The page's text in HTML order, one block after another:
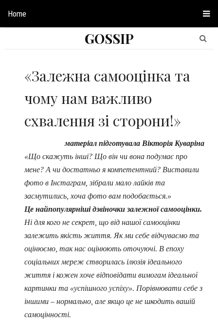
Home
GOSSIP
«Залежна самооцінка та
чому нам важливо
схвалення зі сторони!»
матеріал підготувала Вікторія Куваріна
«Що скажуть інші? Що він чи вона подумає про
мене? А чи достатньо я компетентний? Виставили
фото в Інстаграм, зібрали мало лайків та
засмутились, хоча фото вам подобається.»
Це найпопулярніші дзвіночки залежної самооцінки.
Ні для кого не секрет, що від нашої самооцінки
залежить якість життя. Як ми себе відчуваємо та
оцінюємо, так нас оцінюють оточуючі. В епоху
соціальних мереж створилась ілюзія ідеального
життя і кожен хоче відповідати вимогам ідеальної
картинки та «успішного успіху». Порівнювати себе з
іншими – нормально, але якщо це не шкодить вашій
самоцінності.